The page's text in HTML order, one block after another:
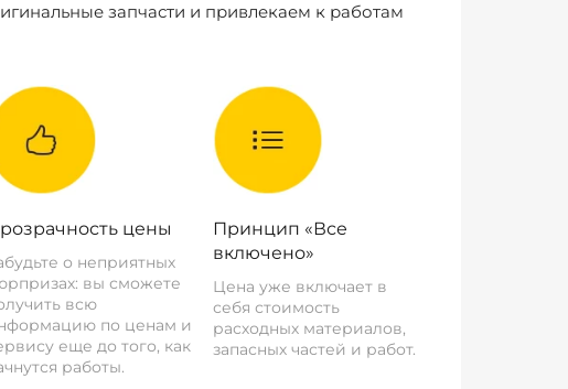
запчасти и привлекаем к работам
цены
о неприятных
вы сможете
всю
по ценам и
еще до того, как
работы.
Принцип «Все
включено»
Цена уже включает в
себя стоимость
расходных материалов,
запасных частей и работ.